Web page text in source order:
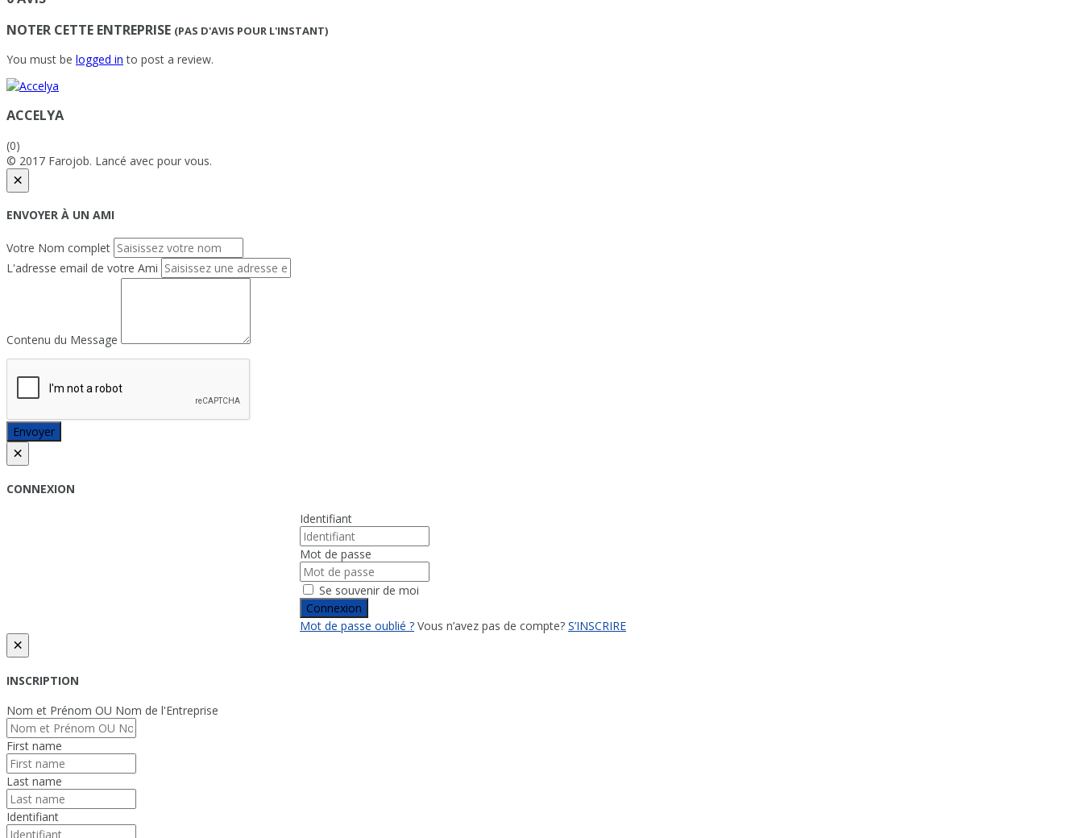
NOTER CETTE ENTREPRISE (PAS D'AVIS POUR L'INSTANT)
You must be logged in to post a review.
ACCELYA
(0)
© 2017 Farojob. Lancé avec pour vous.
×
ENVOYER À UN AMI
Votre Nom complet
L'adresse email de votre Ami
Contenu du Message
Envoyer
×
CONNEXION
Identifiant
Mot de passe
Se souvenir de moi
Connexion
Mot de passe oublié ? Vous n’avez pas de compte? S’INSCRIRE
×
INSCRIPTION
Nom et Prénom OU Nom de l'Entreprise
First name
Last name
Identifiant